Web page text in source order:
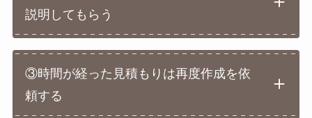
説明してもらう
③時間が経った見積もりは再度作成を依
頼する